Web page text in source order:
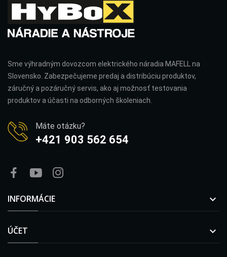
Sme výhradným dovozcom elektrického náradia MAFELL na
Slovensko. Zabezpečujeme predaj a distribúciu produktov,
záručný a pozáručný servis, ako aj možnosť testovania
produktov a účasti na odborných školeniach.
Máte otázku?
+421 903 562 654
INFORMÁCIE 
ÚČET 